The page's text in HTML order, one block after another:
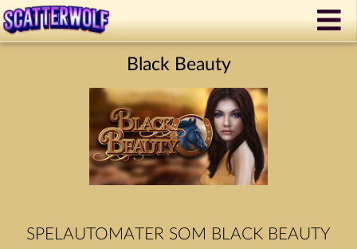
Black Beauty
SPELAUTOMATER SOM BLACK BEAUTY